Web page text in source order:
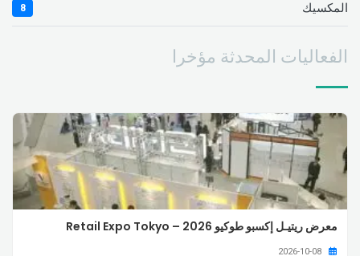
المكسيك 8
الفعاليات المحدثة مؤخرا
معرض ريتيـل إكسبو طوكيو 2026 – Retail Expo Tokyo